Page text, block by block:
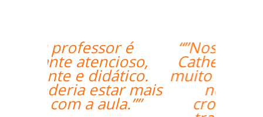
“”Nossa professora,
Catherine, tem sido
muito paciente com o
nosso louco
cronograma de